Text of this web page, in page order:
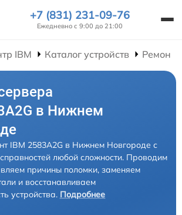
+7 (831) 231-09-76
Ежедневно с 9:00 до 21:00
IBM Каталог устройств Ремонт
в Нижнем
IBM 2583A2G в Нижнем Новгороде с
любой сложности. Проводим
причины поломки, заменяем
и восстанавливаем
устройства. Подробнее